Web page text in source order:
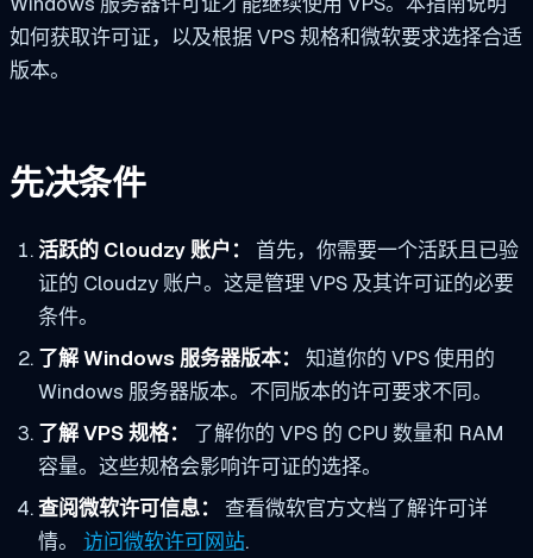
如何获取许可证，以及根据 VPS 规格和微软要求选择合适
版本。
先决条件
活跃的 Cloudzy 账户：
首先，你需要一个活跃且已验
证的 Cloudzy 账户。这是管理 VPS 及其许可证的必要
条件。
了解 Windows 服务器版本：
知道你的 VPS 使用的
Windows 服务器版本。不同版本的许可要求不同。
了解 VPS 规格：
了解你的 VPS 的 CPU 数量和 RAM
容量。这些规格会影响许可证的选择。
查阅微软许可信息：
查看微软官方文档了解许可详
情。 访问微软许可网站.